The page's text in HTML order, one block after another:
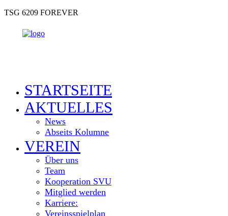
TSG 6209 FOREVER
STARTSEITE
AKTUELLES
News
Abseits Kolumne
VEREIN
Über uns
Team
Kooperation SVU
Mitglied werden
Karriere:
Vereinsspielplan